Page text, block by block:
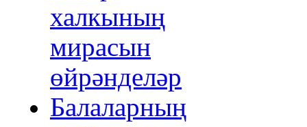
халкының
мирасын
өйрәнделәр
Балаларның